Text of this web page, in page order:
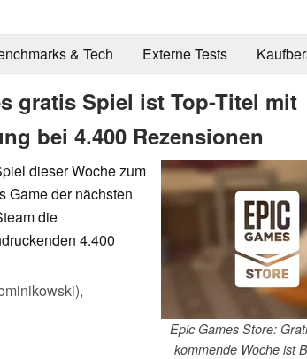
& Tech Externe Tests
gratis Spiel ist Top-Titel mit
bei 4.400 Rezensionen
Epic Games Store:
kommende Woche ist
dieser Woche zum
Game der nächsten
die
4.400